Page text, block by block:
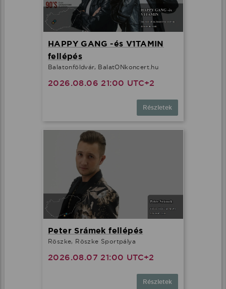
HAPPY GANG -és V1TAMIN
fellépés
Balatonföldvár, BalatONkoncert.hu
2026.08.06 21:00 UTC+2
Részletek
Peter Srámek fellépés
Röszke, Röszke Sportpálya
2026.08.07 21:00 UTC+2
Részletek